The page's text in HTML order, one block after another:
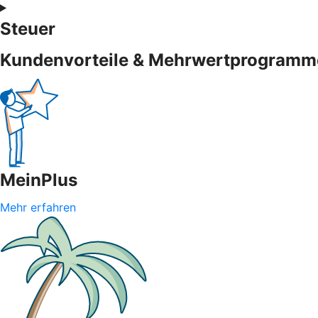
Steuer
Kundenvorteile &
MeinPlus
Mehr erfahren